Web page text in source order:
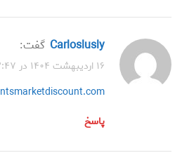
Carloslusly گفت:
۱۶ اردیبهشت ۱۴۰۴ در ۱۲:۴۷ ق.ظ
پاسخ